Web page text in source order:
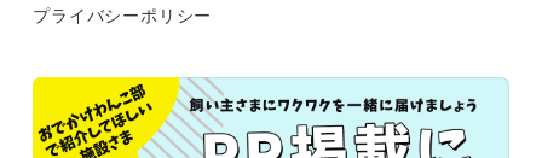
プライバシーポリシー